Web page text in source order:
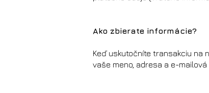
Ako zbierate informácie?
Keď uskutočníte transakciu na
vaše meno, adresa a e-